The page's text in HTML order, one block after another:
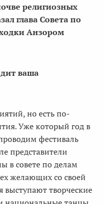
религиозных
глава Совета по
Анзором
ваша
но есть по-
Уже который год в
фестиваль
представители
в совете по делам
желающих со своей
выступают творческие